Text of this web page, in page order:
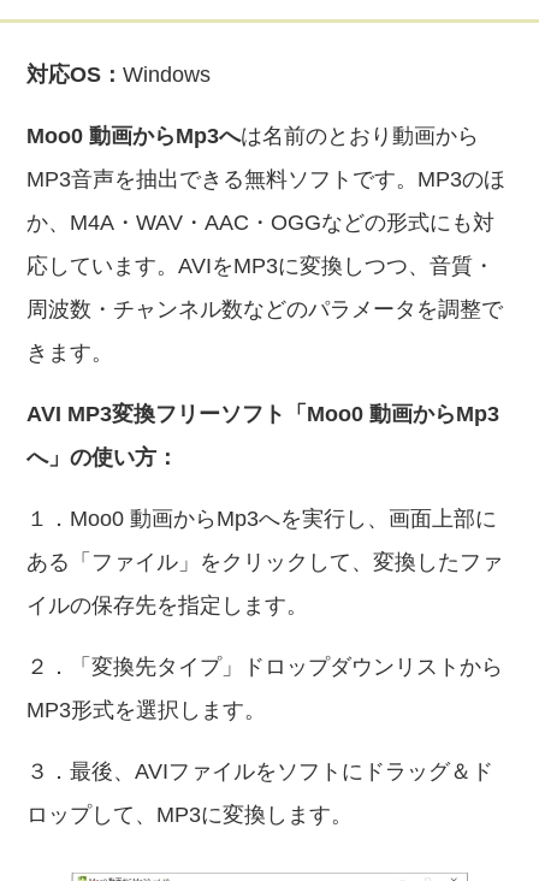
対応OS：Windows
Moo0 動画からMp3へは名前のとおり動画から
MP3音声を抽出できる無料ソフトです。MP3のほ
か、M4A・WAV・AAC・OGGなどの形式にも対
応しています。AVIをMP3に変換しつつ、音質・
周波数・チャンネル数などのパラメータを調整で
きます。
AVI MP3変換フリーソフト「Moo0 動画からMp3
へ」の使い方：
１．Moo0 動画からMp3へを実行し、画面上部に
ある「ファイル」をクリックして、変換したファ
イルの保存先を指定します。
２．「変換先タイプ」ドロップダウンリストから
MP3形式を選択します。
３．最後、AVIファイルをソフトにドラッグ＆ド
ロップして、MP3に変換します。